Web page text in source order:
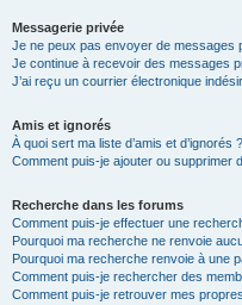
Messagerie privée
Je ne peux pas envoyer de messages
Je continue à recevoir des messages
J’ai reçu un courrier électronique
Amis et ignorés
À quoi sert ma liste d’amis et d’ignorés ?
Comment puis-je ajouter ou supprimer
Recherche dans les forums
Comment puis-je effectuer une
Pourquoi ma recherche ne renvoie
Pourquoi ma recherche renvoie à une
Comment puis-je rechercher des
Comment puis-je retrouver mes